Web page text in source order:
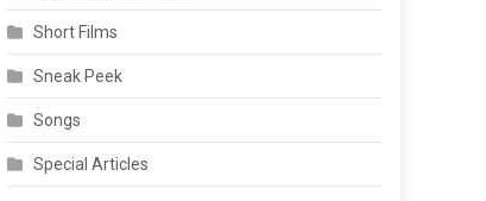
Short Films
Sneak Peek
Songs
Special Articles